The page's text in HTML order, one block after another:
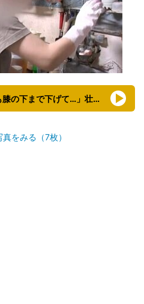
【映像】「パンツもズボンも膝の下まで下げて…」壮絶な認知症介助の様子
をみる（7枚）